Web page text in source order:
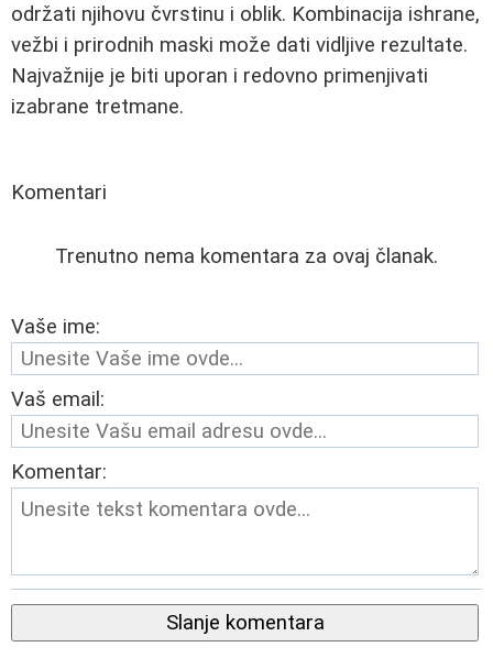
održati njihovu čvrstinu i oblik. Kombinacija ishrane,
vežbi i prirodnih maski može dati vidljive rezultate.
Najvažnije je biti uporan i redovno primenjivati
izabrane tretmane.
Komentari
Trenutno nema komentara za ovaj članak.
Vaše ime:
Vaš email:
Komentar:
Slanje komentara